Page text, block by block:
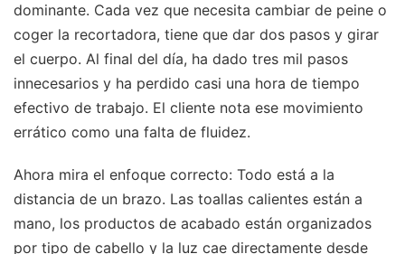
dominante. Cada vez que necesita cambiar de peine o
coger la recortadora, tiene que dar dos pasos y girar
el cuerpo. Al final del día, ha dado tres mil pasos
innecesarios y ha perdido casi una hora de tiempo
efectivo de trabajo. El cliente nota ese movimiento
errático como una falta de fluidez.
Ahora mira el enfoque correcto: Todo está a la
distancia de un brazo. Las toallas calientes están a
mano, los productos de acabado están organizados
por tipo de cabello y la luz cae directamente desde